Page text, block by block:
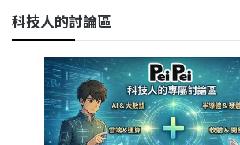
科技人的討論區